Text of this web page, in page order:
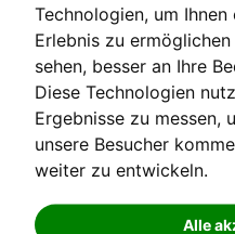
Technologien, um
Erlebnis zu
sehen, besser an Ihre
Diese Technologien
Ergebnisse zu messen,
unsere Besucher
weiter zu entwickeln.
Alle
[sofort